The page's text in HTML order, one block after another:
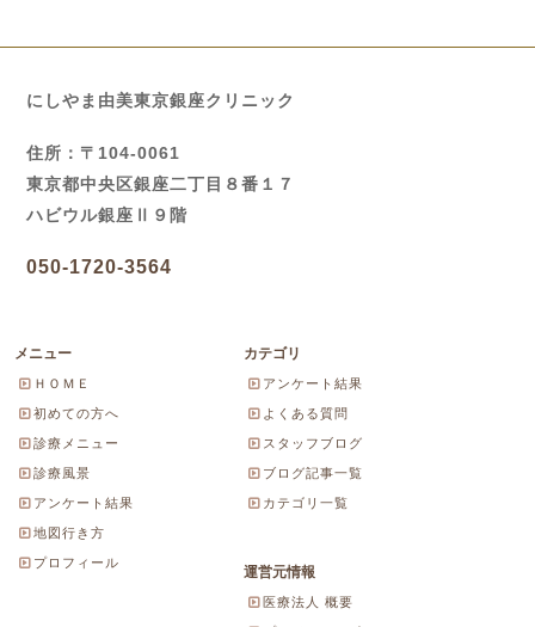
にしやま由美東京銀座クリニック
住所：〒104-0061
東京都中央区銀座二丁目８番１７
ハビウル銀座Ⅱ９階
050-1720-3564
メニュー
ＨＯＭＥ
初めての方へ
診療メニュー
診療風景
アンケート結果
地図行き方
プロフィール
カテゴリ
アンケート結果
よくある質問
スタッフブログ
ブログ記事一覧
カテゴリ一覧
運営元情報
医療法人 概要